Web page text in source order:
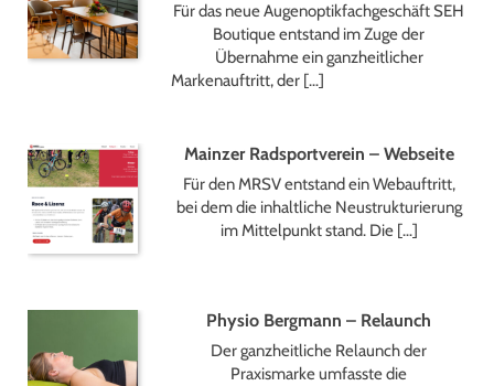
Für das neue Augenoptikfachgeschäft SEH
Boutique entstand im Zuge der
Übernahme ein ganzheitlicher
Markenauftritt, der […]
Mainzer Radsportverein – Webseite
Für den MRSV entstand ein Webauftritt,
bei dem die inhaltliche Neustrukturierung
im Mittelpunkt stand. Die […]
Physio Bergmann – Relaunch
Der ganzheitliche Relaunch der
Praxismarke umfasste die